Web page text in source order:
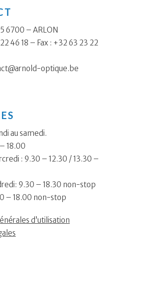
6700 – ARLON
46 18 – Fax : +32 63 23 22
optique.be
au samedi.
18.00
: 9.30 – 12.30 / 13.30 –
9.30 – 18.30 non-stop
– 18.00 non-stop
d’utilisation